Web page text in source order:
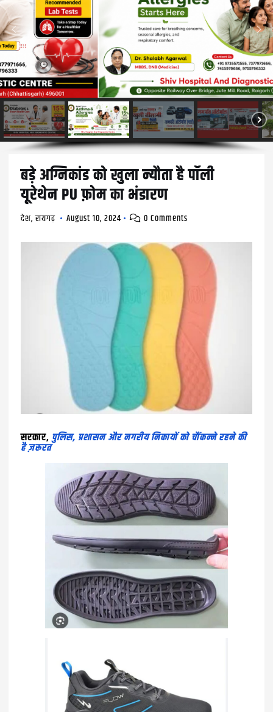
बड़े अग्निकांड को खुला न्यौता है पॉली
यूरेथेन PU फ़ोम का भंडारण
देश,रायगढ़ August 10, 2024 0 Comments
सरकार,पुलिस, प्रशासन और नगरीय निकायों को चौंकन्ने रहने की
है ज़रूरत